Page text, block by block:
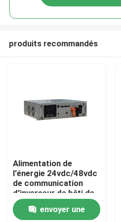
A propos de nous
Contacts
produits recommandés
Alimentation de
l'énergie 24vdc/48vdc
de communication
d'inverseur de bâti de
support 3.5KW/5.5KW
envoyer une